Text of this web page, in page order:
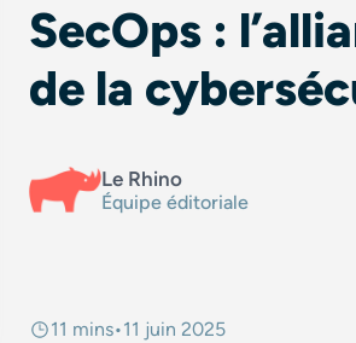
SecOps :
de la
Le Rhino
Équipe éditoriale
11 mins•11 juin 2025